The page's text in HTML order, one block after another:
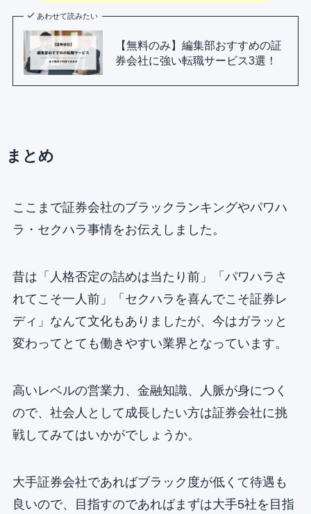
あわせて読みたい
【無料のみ】編集部おすすめの証
券会社に強い転職サービス3選！
まとめ
ここまで証券会社のブラックランキングやパワハ
ラ・セクハラ事情をお伝えしました。
昔は「人格否定の詰めは当たり前」「パワハラさ
れてこそ一人前」「セクハラを喜んでこそ証券レ
ディ」なんて文化もありましたが、今はガラッと
変わってとても働きやすい業界となっています。
高いレベルの営業力、金融知識、人脈が身につく
ので、社会人として成長したい方は証券会社に挑
戦してみてはいかがでしょうか。
大手証券会社であればブラック度が低くて待遇も
良いので、目指すのであればまずは大手5社を目指